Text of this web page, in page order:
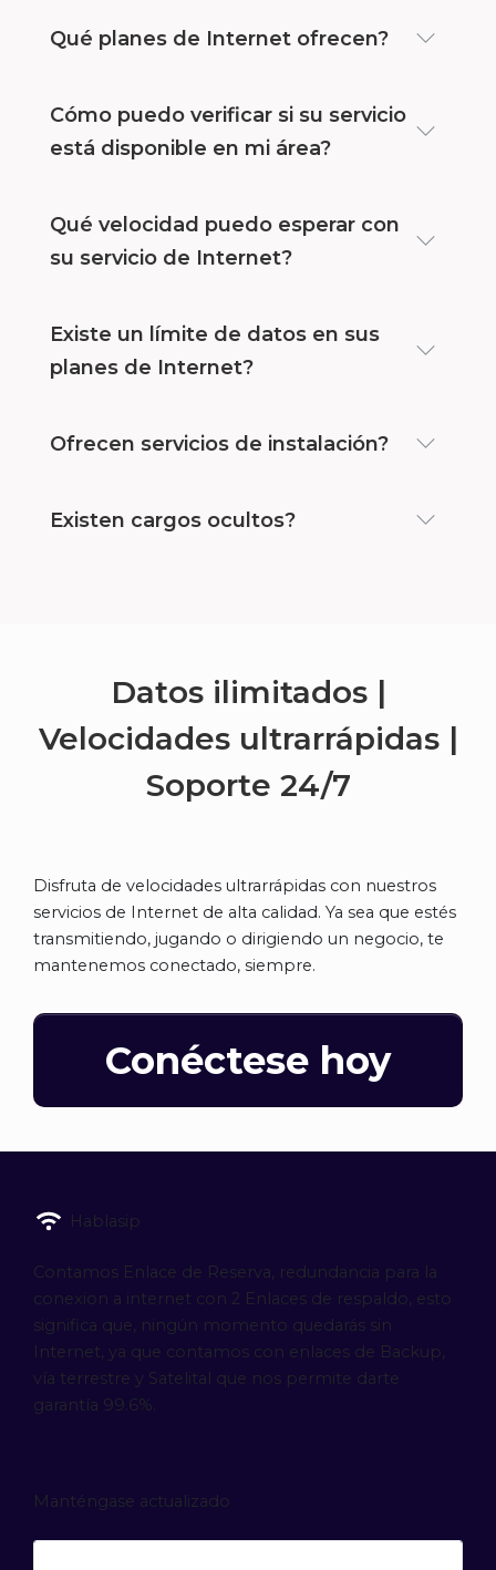
Qué planes de Internet ofrecen?
Cómo puedo verificar si su servicio
está disponible en mi área?
Qué velocidad puedo esperar con
su servicio de Internet?
Existe un límite de datos en sus
planes de Internet?
Ofrecen servicios de instalación?
Existen cargos ocultos?
Datos ilimitados |
Velocidades ultrarrápidas |
Soporte 24/7
Disfruta de velocidades ultrarrápidas con nuestros
servicios de Internet de alta calidad. Ya sea que estés
transmitiendo, jugando o dirigiendo un negocio, te
mantenemos conectado, siempre.
Conéctese hoy
Hablasip
Contamos Enlace de Reserva, redundancia para la
conexion a internet con 2 Enlaces de respaldo, esto
significa que, ningún momento quedarás sin
Internet, ya que contamos con enlaces de Backup,
vía terrestre y Satelital que nos permite darte
garantía 99.6%.
Manténgase actualizado